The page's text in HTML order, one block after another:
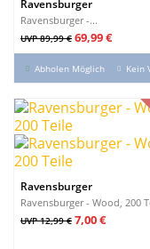
Ravensburger
Ravensburger -...
Verkaufspreis
UVP 89,99 € Preis
69,99 €
Abholen Möglich Kein
Ravensburger
Ravensburger - Wood, 200
Verkaufspreis
UVP 12,99 € Preis
7,00 €
%